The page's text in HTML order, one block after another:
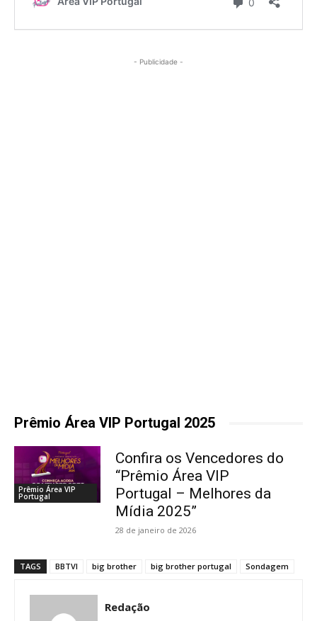
- Publicidade -
Prêmio Área VIP Portugal 2025
Prêmio Área VIP
Portugal
Confira os Vencedores do
“Prêmio Área VIP
Portugal – Melhores da
Mídia 2025”
28 de janeiro de 2026
TAGS BBTVI big brother big brother portugal Sondagem
Redação